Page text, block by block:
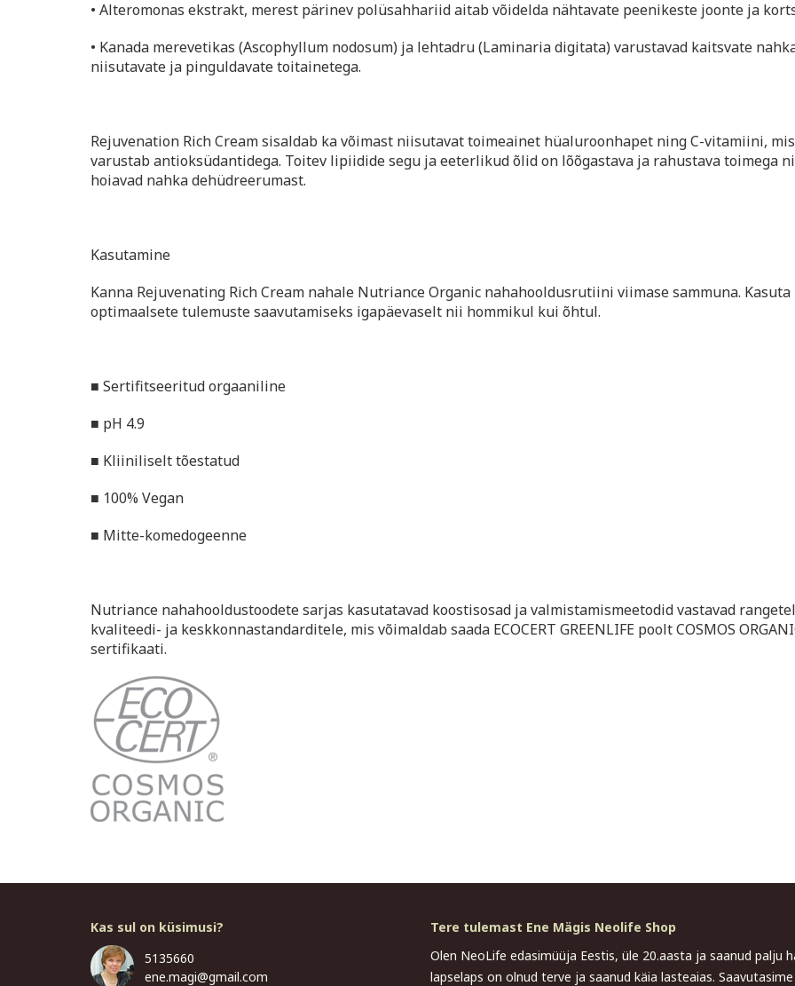
• Alteromonas ekstrakt, merest pärinev polüsahhariid aitab võidelda nähtavate peenikeste joonte ja
• Kanada merevetikas (Ascophyllum nodosum) ja lehtadru (Laminaria digitata) varustavad kaitsvate
niisutavate ja pinguldavate toitainetega.
Rejuvenation Rich Cream sisaldab ka võimast niisutavat toimeainet hüaluroonhapet ning C-vitamiini, mis
varustab antioksüdantidega. Toitev lipiidide segu ja eeterlikud õlid on lõõgastava ja rahustava toimega
hoiavad nahka dehüdreerumast.
Kasutamine
Kanna Rejuvenating Rich Cream nahale Nutriance Organic nahahooldusrutiini viimase sammuna. Kasuta
optimaalsete tulemuste saavutamiseks igapäevaselt nii hommikul kui õhtul.
■ Sertifitseeritud orgaaniline
■ pH 4.9
■ Kliiniliselt tõestatud
■ 100% Vegan
■ Mitte-komedogeenne
Nutriance nahahooldustoodete sarjas kasutatavad koostisosad ja valmistamismeetodid vastavad
kvaliteedi- ja keskkonnastandarditele, mis võimaldab saada ECOCERT GREENLIFE poolt COSMOS
sertifikaati.
Kas sul on küsimusi?
5135660
ene.magi@gmail.com
Tere tulemast Ene Mägis Neolife Shop
Olen NeoLife edasimüüja Eestis, üle 20.aasta ja saanud palju
lapselaps on olnud terve ja saanud käia lasteaias.